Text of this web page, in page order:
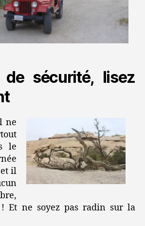
de sécurité, lisez
ne
le
il
! Et ne soyez pas radin sur la